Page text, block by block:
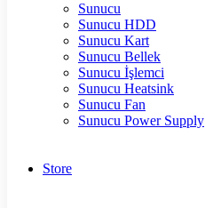
Sunucu
Sunucu HDD
Sunucu Kart
Sunucu Bellek
Sunucu İşlemci
Sunucu Heatsink
Sunucu Fan
Sunucu Power Supply
Store